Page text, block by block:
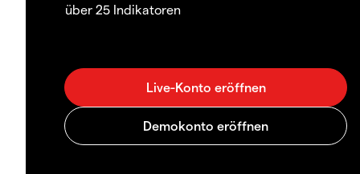
über 25 Indikatoren